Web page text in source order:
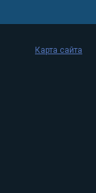
Карта сайта